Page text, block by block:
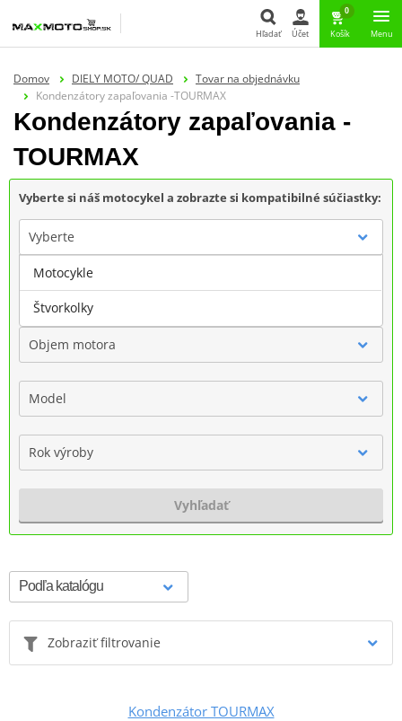
Hľadať Účet
0
Košík Menu
Domov DIELY MOTO/ QUAD
Tovar na objednávku
Kondenzátory zapaľovania -TOURMAX
Kondenzátory zapaľovania -
TOURMAX
Vyberte si náš motocykel a zobrazte si kompatibilné súčiastky:
Vyberte
Značka
Objem motora
Model
Rok výroby
Vyhľadať
Zobraziť filtrovanie
Kondenzátor TOURMAX
Motocykle
Štvorkolky